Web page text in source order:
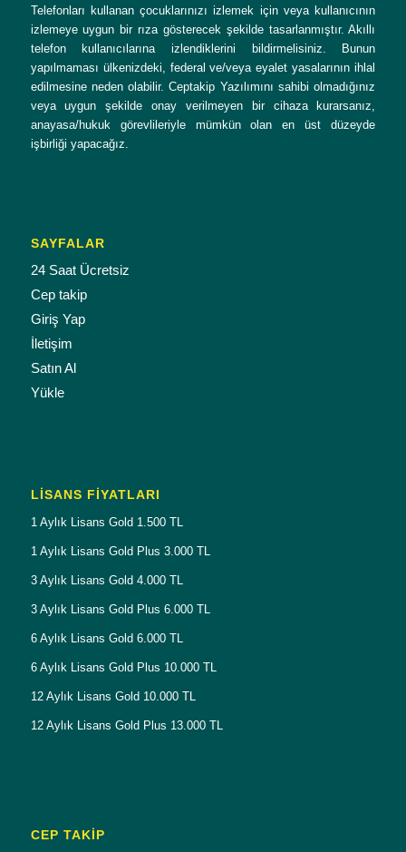
Telefonları kullanan çocuklarınızı izlemek için veya kullanıcının
izlemeye uygun bir rıza gösterecek şekilde tasarlanmıştır. Akıllı
telefon kullanıcılarına izlendiklerini bildirmelisiniz. Bunun
yapılmaması ülkenizdeki, federal ve/veya eyalet yasalarının ihlal
edilmesine neden olabilir. Ceptakip Yazılımını sahibi olmadığınız
veya uygun şekilde onay verilmeyen bir cihaza kurarsanız,
anayasa/hukuk görevlileriyle mümkün olan en üst düzeyde
işbirliği yapacağız.
SAYFALAR
24 Saat Ücretsiz
Cep takip
Giriş Yap
İletişim
Satın Al
Yükle
LISANS FIYATLARI
1 Aylık Lisans Gold 1.500 TL
1 Aylık Lisans Gold Plus 3.000 TL
3 Aylık Lisans Gold 4.000 TL
3 Aylık Lisans Gold Plus 6.000 TL
6 Aylık Lisans Gold 6.000 TL
6 Aylık Lisans Gold Plus 10.000 TL
12 Aylık Lisans Gold 10.000 TL
12 Aylık Lisans Gold Plus 13.000 TL
CEP TAKİP